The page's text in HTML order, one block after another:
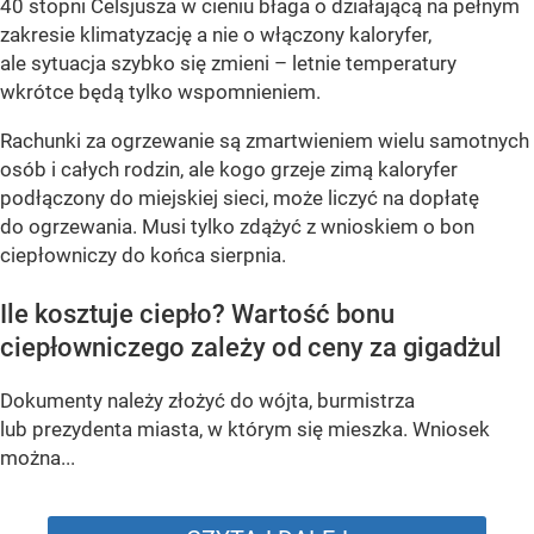
40 stopni Celsjusza w cieniu błaga o działającą na pełnym
zakresie klimatyzację a nie o włączony kaloryfer,
ale sytuacja szybko się zmieni – letnie temperatury
wkrótce będą tylko wspomnieniem.
Rachunki za ogrzewanie są zmartwieniem wielu samotnych
osób i całych rodzin, ale kogo grzeje zimą kaloryfer
podłączony do miejskiej sieci, może liczyć na dopłatę
do ogrzewania. Musi tylko zdążyć z wnioskiem o bon
ciepłowniczy do końca sierpnia.
Ile kosztuje ciepło? Wartość bonu
ciepłowniczego zależy od ceny za gigadżul
Dokumenty należy złożyć do wójta, burmistrza
lub prezydenta miasta, w którym się mieszka. Wniosek
można...